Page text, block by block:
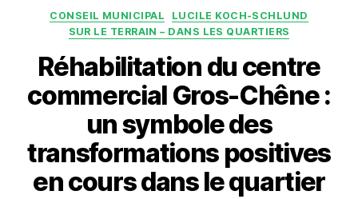
Catégories
CONSEIL MUNICIPAL
LUCILE KOCH-SCHLUND
SUR LE TERRAIN – DANS LES QUARTIERS
Réhabilitation du centre
commercial Gros-Chêne :
un symbole des
transformations positives
en cours dans le quartier